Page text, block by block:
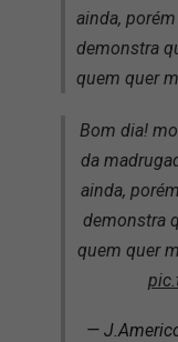
ainda,
demonstra
quem quer
Bom dia!
da
ainda,
demonstra
quem quer
—